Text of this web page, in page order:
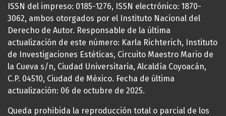
ISSN del impreso: 0185-1276, ISSN electrónico: 1870-
3062, ambos otorgados por el Instituto Nacional del
Derecho de Autor. Responsable de la última
actualización de este número: Karla Richterich, Instituto
de Investigaciones Estéticas, Circuito Maestro Mario de
la Cueva s/n, Ciudad Universitaria, Alcaldía Coyoacán,
C.P. 04510, Ciudad de México. Fecha de última
actualización: 06 de octubre de 2025.
Queda prohibida la reproducción total o parcial de los